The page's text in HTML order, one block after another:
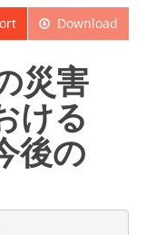
Download
災害
ける
後の